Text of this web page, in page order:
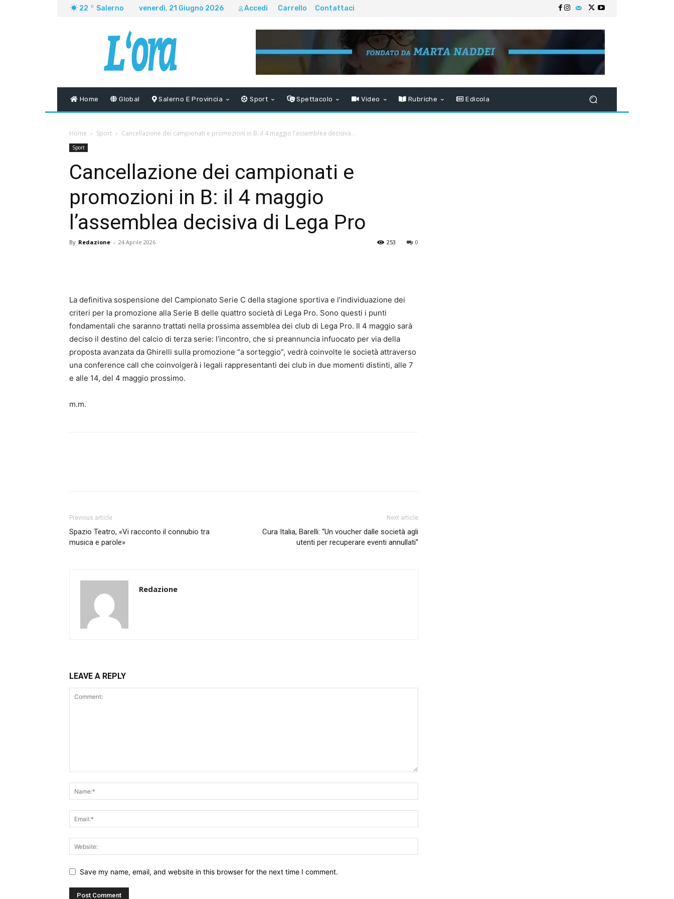
22 C Salerno venerdì, 21 Giugno 2026 Accedi Carrello Contattaci
Home Global Salerno E Provincia Sport Spettacolo Video Rubriche Edicola
Home Sport Cancellazione dei campionati e promozioni in B: il 4 maggio l’assemblea decisiva...
Sport
Cancellazione dei campionati e
promozioni in B: il 4 maggio
l’assemblea decisiva di Lega Pro
By Redazione - 24 Aprile 2026 0
253
La definitiva sospensione del Campionato Serie C della stagione sportiva e l’individuazione dei
criteri per la promozione alla Serie B delle quattro società di Lega Pro. Sono questi i punti
fondamentali che saranno trattati nella prossima assemblea dei club di Lega Pro. Il 4 maggio sarà
deciso il destino del calcio di terza serie: l’incontro, che si preannuncia infuocato per via della
proposta avanzata da Ghirelli sulla promozione “a sorteggio”, vedrà coinvolte le società attraverso
una conference call che coinvolgerà i legali rappresentanti dei club in due momenti distinti, alle 7
e alle 14, del 4 maggio prossimo.
m.m.
Previous article
Spazio Teatro, «Vi racconto il connubio tra
musica e parole»
Next article
Cura Italia, Barelli: “Un voucher dalle società agli
utenti per recuperare eventi annullati”
Redazione
LEAVE A REPLY
Save my name, email, and website in this browser for the next time I comment.